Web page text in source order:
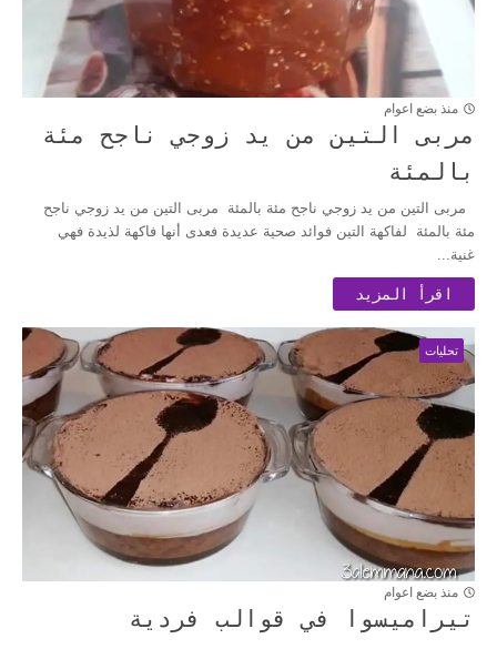
منذ بضع اعوام
مربى التين من يد زوجي ناجح مئة
بالمئة
مربى التين من يد زوجي ناجح مئة بالمئة مربى التين من يد زوجي ناجح
مئة بالمئة لفاكهة التين فوائد صحية عديدة فعدى أنها فاكهة لذيدة فهي
غنية...
اقرأ المزيد
تحليات
منذ بضع اعوام
تيراميسوا في قوالب فردية